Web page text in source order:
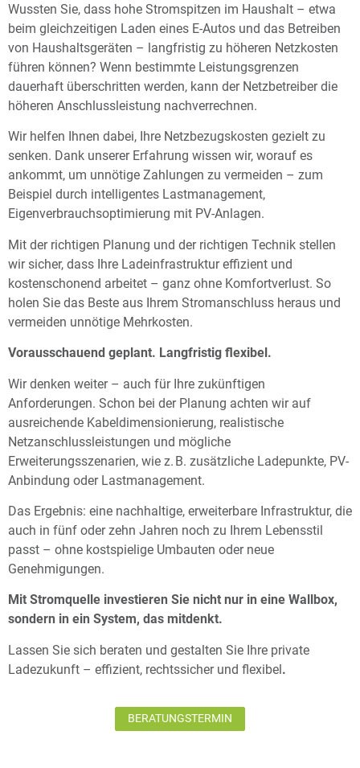
Wussten Sie, dass hohe Stromspitzen im Haushalt – etwa
beim gleichzeitigen Laden eines E-Autos und das Betreiben
von Haushaltsgeräten – langfristig zu höheren Netzkosten
führen können? Wenn bestimmte Leistungsgrenzen
dauerhaft überschritten werden, kann der Netzbetreiber die
höheren Anschlussleistung nachverrechnen.
Wir helfen Ihnen dabei, Ihre Netzbezugskosten gezielt zu
senken. Dank unserer Erfahrung wissen wir, worauf es
ankommt, um unnötige Zahlungen zu vermeiden – zum
Beispiel durch intelligentes Lastmanagement,
Eigenverbrauchsoptimierung mit PV-Anlagen.
Mit der richtigen Planung und der richtigen Technik stellen
wir sicher, dass Ihre Ladeinfrastruktur effizient und
kostenschonend arbeitet – ganz ohne Komfortverlust. So
holen Sie das Beste aus Ihrem Stromanschluss heraus und
vermeiden unnötige Mehrkosten.
Vorausschauend geplant. Langfristig flexibel.
Wir denken weiter – auch für Ihre zukünftigen
Anforderungen. Schon bei der Planung achten wir auf
ausreichende Kabeldimensionierung, realistische
Netzanschlussleistungen und mögliche
Erweiterungsszenarien, wie z. B. zusätzliche Ladepunkte, PV-
Anbindung oder Lastmanagement.
Das Ergebnis: eine nachhaltige, erweiterbare Infrastruktur, die
auch in fünf oder zehn Jahren noch zu Ihrem Lebensstil
passt – ohne kostspielige Umbauten oder neue
Genehmigungen.
Mit Stromquelle investieren Sie nicht nur in eine Wallbox,
sondern in ein System, das mitdenkt.
Lassen Sie sich beraten und gestalten Sie Ihre private
Ladezukunft – effizient, rechtssicher und flexibel.
BERATUNGSTERMIN